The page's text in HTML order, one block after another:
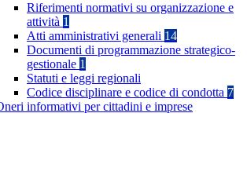
Riferimenti normativi su organizzazione e
attività 1
Atti amministrativi generali 14
Documenti di programmazione strategico-
gestionale 1
Statuti e leggi regionali
Codice disciplinare e codice di condotta 7
informativi per cittadini e imprese